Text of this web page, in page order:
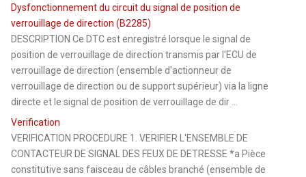
Dysfonctionnement du circuit du signal de position de
verrouillage de direction (B2285)
DESCRIPTION Ce DTC est enregistré lorsque le signal de
position de verrouillage de direction transmis par l'ECU de
verrouillage de direction (ensemble d'actionneur de
verrouillage de direction ou de support supérieur) via la ligne
directe et le signal de position de verrouillage de dir ...
Verification
VERIFICATION PROCEDURE 1. VERIFIER L'ENSEMBLE DE
CONTACTEUR DE SIGNAL DES FEUX DE DETRESSE *a Pièce
constitutive sans faisceau de câbles branché (ensemble de